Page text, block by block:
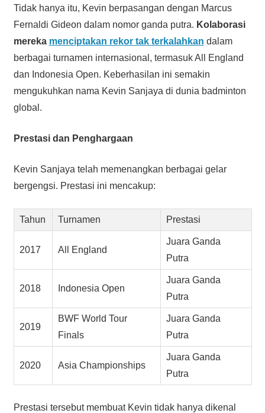
Tidak hanya itu, Kevin berpasangan dengan Marcus
Fernaldi Gideon dalam nomor ganda putra. Kolaborasi
mereka menciptakan rekor tak terkalahkan dalam
berbagai turnamen internasional, termasuk All England
dan Indonesia Open. Keberhasilan ini semakin
mengukuhkan nama Kevin Sanjaya di dunia badminton
global.
Prestasi dan Penghargaan
Kevin Sanjaya telah memenangkan berbagai gelar
bergengsi. Prestasi ini mencakup:
Tahun Turnamen Prestasi
2017 All England
Juara Ganda
Putra
2018 Indonesia Open
Juara Ganda
Putra
2019
BWF World Tour
Finals
Juara Ganda
Putra
2020 Asia Championships
Juara Ganda
Putra
Prestasi tersebut membuat Kevin tidak hanya dikenal